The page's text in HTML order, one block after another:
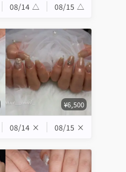
08/14 △ 08/15 △
¥6,500
08/14 × 08/15 ×